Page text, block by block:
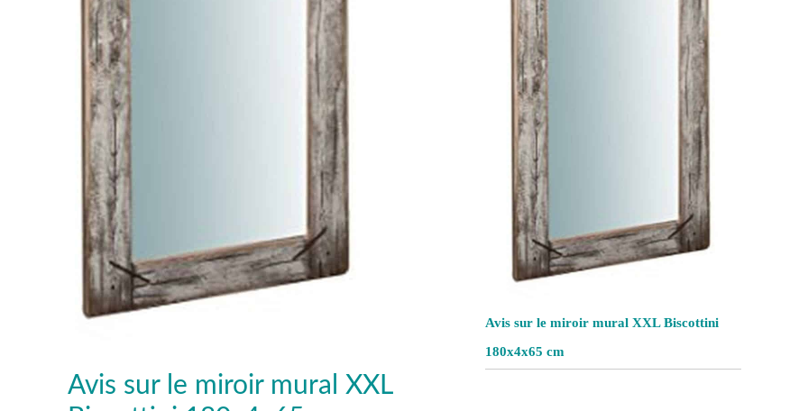
Avis sur le miroir mural XXL
Avis sur le miroir mural XXL Biscottini
180x4x65 cm